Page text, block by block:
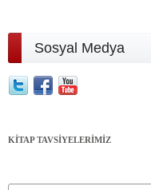
Sosyal Medya
KİTAP TAVSİYELERİMİZ